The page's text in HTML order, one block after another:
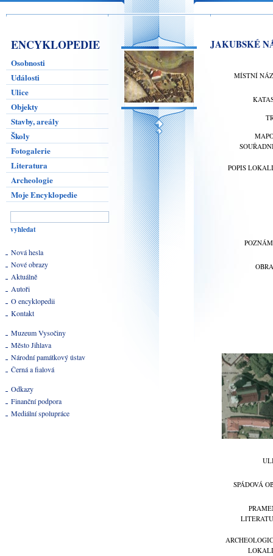
ENCYKLOPEDIE
Osobnosti
Události
Ulice
Objekty
Stavby, areály
Školy
Fotogalerie
Literatura
Archeologie
Moje Encyklopedie
Nová hesla
Nové obrazy
Aktuálně
Autoři
O encyklopedii
Kontakt
Muzeum Vysočiny
Město Jihlava
Národní památkový ústav
Černá a fialová
Odkazy
Finanční podpora
Mediální spolupráce
JAKUBSKÉ
MÍSTNÍ
POPIS
SPÁDOVÁ